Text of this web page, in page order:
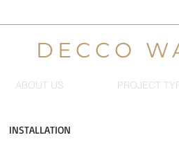
DECCO
ABOUT US PROJECT
INSTALLATION